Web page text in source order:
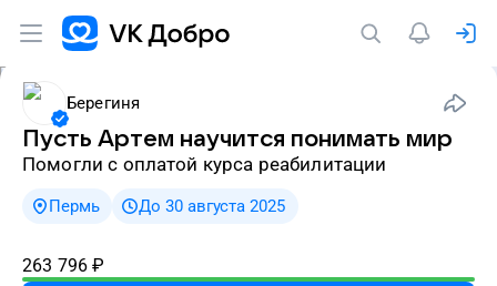
Берегиня
Пусть Артем научится понимать мир
Помогли с оплатой курса реабилитации
Пермь До 30 августа 2025
263 796 ₽